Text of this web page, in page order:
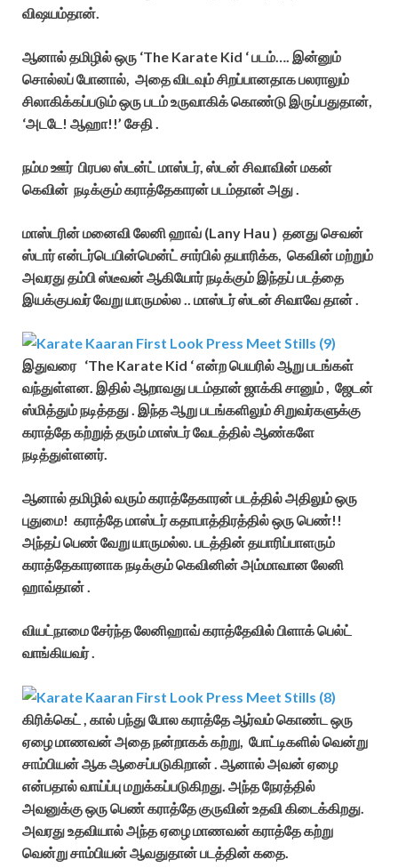
விஷயம்தான்.
ஆனால் தமிழில் ஒரு ‘The Karate Kid ‘ படம்…. இன்னும்
சொல்லப் போனால், அதை விடவும் சிறப்பானதாக பலராலும்
சிலாகிக்கப்படும் ஒரு படம் உருவாகிக் கொண்டு இருப்பதுதான்,
‘அடடே! ஆஹா!!’ சேதி .
நம்ம ஊர் பிரபல ஸ்டன்ட் மாஸ்டர், ஸ்டன் சிவாவின் மகன்
கெவின் நடிக்கும் கராத்தேகாரன் படம்தான் அது .
மாஸ்டரின் மனைவி லேனி ஹாவ் (Lany Hau ) தனது செவன்
ஸ்டார் என்டர்டெயின்மென்ட் சார்பில் தயாரிக்க, கெவின் மற்றும்
அவரது தம்பி ஸ்டீவன் ஆகியோர் நடிக்கும் இந்தப் படத்தை
இயக்குபவர் வேறு யாருமல்ல .. மாஸ்டர் ஸ்டன் சிவாவே தான் .
இதுவரை ‘The Karate Kid ‘ என்ற பெயரில் ஆறு படங்கள்
வந்துள்ளன. இதில் ஆறாவது படம்தான் ஜாக்கி சானும் , ஜேடன்
ஸ்மித்தும் நடித்தது . இந்த ஆறு படங்களிலும் சிறுவர்களுக்கு
கராத்தே கற்றுத் தரும் மாஸ்டர் வேடத்தில் ஆண்களே
நடித்துள்ளனர்.
ஆனால் தமிழில் வரும் கராத்தேகாரன் படத்தில் அதிலும் ஒரு
புதுமை! கராத்தே மாஸ்டர் கதாபாத்திரத்தில் ஒரு பெண்!!
அந்தப் பெண் வேறு யாருமல்ல. படத்தின் தயாரிப்பாளரும்
கராத்தேகாரனாக நடிக்கும் கெவினின் அம்மாவான லேனி
ஹாவ்தான் .
வியட்நாமை சேர்ந்த லேனிஹாவ் கராத்தேவில் பிளாக் பெல்ட்
வாங்கியவர் .
கிரிக்கெட் , கால் பந்து போல கராத்தே ஆர்வம் கொண்ட ஒரு
ஏழை மாணவன் அதை நன்றாகக் கற்று, போட்டிகளில் வென்று
சாம்பியன் ஆக ஆசைப்படுகிறான் . ஆனால் அவன் ஏழை
என்பதால் வாய்ப்பு மறுக்கப்படுகிறது. அந்த நேரத்தில்
அவனுக்கு ஒரு பெண் கராத்தே குருவின் உதவி கிடைக்கிறது.
அவரது உதவியால் அந்த ஏழை மாணவன் கராத்தே கற்று
வென்று சாம்பியன் ஆவதுதான் படத்தின் கதை.